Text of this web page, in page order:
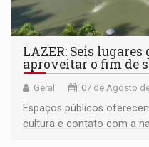
LAZER: Seis
aproveitar o fim de
Geral 07 de Agosto
Espaços públicos
cultura e contato com a